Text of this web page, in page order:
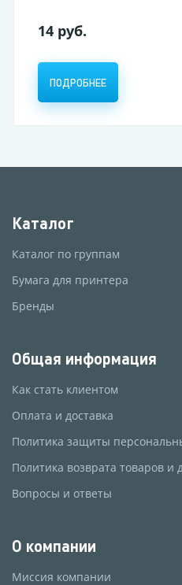
14 руб.
ПОДРОБНЕЕ
Каталог
Каталог по группам
Бумага для принтера
Бренды
Общая информация
Как стать клиентом
Оплата и доставка
Политика защиты
Политика возврата товаров и
Вопросы и ответы
О компании
Миссия компании